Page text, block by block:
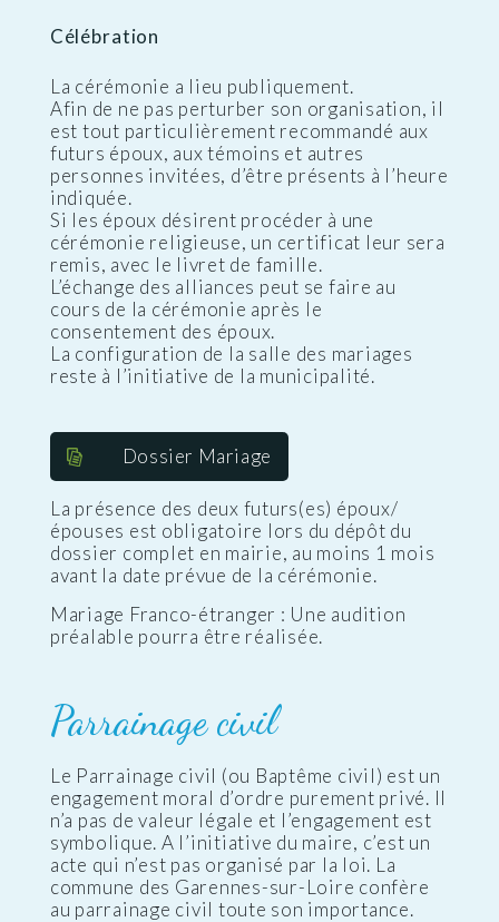
Célébration
La cérémonie a lieu publiquement.
Afin de ne pas perturber son organisation, il
est tout particulièrement recommandé aux
futurs époux, aux témoins et autres
personnes invitées, d’être présents à l’heure
indiquée.
Si les époux désirent procéder à une
cérémonie religieuse, un certificat leur sera
remis, avec le livret de famille.
L’échange des alliances peut se faire au
cours de la cérémonie après le
consentement des époux.
La configuration de la salle des mariages
reste à l’initiative de la municipalité.
Dossier Mariage
La présence des deux futurs(es) époux/
épouses est obligatoire lors du dépôt du
dossier complet en mairie, au moins 1 mois
avant la date prévue de la cérémonie.
Mariage Franco-étranger : Une audition
préalable pourra être réalisée.
Parrainage civil
Le Parrainage civil (ou Baptême civil) est un
engagement moral d’ordre purement privé. Il
n’a pas de valeur légale et l’engagement est
symbolique. A l’initiative du maire, c’est un
acte qui n’est pas organisé par la loi. La
commune des Garennes-sur-Loire confère
au parrainage civil toute son importance.